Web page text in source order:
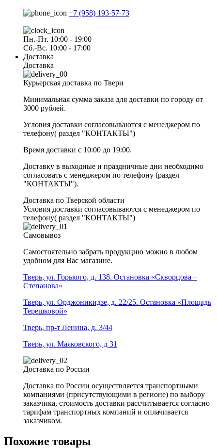
+7 (958) 193-57-73
Пн.-Пт. 10:00 - 19:00
Сб.-Вс. 10:00 - 17:00
Доставка
Доставка
Курьерская доставка по Твери
Минимальная сумма заказа для доставки по городу от
3000 рублей.
Условия доставки согласовываются с менеджером по
телефону( раздел "КОНТАКТЫ")
Время доставки с 10:00 до 19:00.
Доставку в выходные и праздничные дни необходимо
согласовать с менеджером по телефону (раздел
"КОНТАКТЫ").
Доставка по Тверской области
Условия доставки согласовываются с менеджером по
телефону( раздел "КОНТАКТЫ")
Самовывоз
Самостоятельно забрать продукцию можно в любом
удобном для Вас магазине.
Тверь, ул. Горького, д. 138. Остановка «Скворцова –
Степанова»
Тверь, ул. Орджоникидзе, д. 22/25. Остановка «Площадь
Терешковой»
Тверь, пр-т Ленина, д. 3/44
Тверь, ул. Маяковского, д 31
Доставка по России
Доставка по России осуществляется транспортными
компаниями (присутствующими в регионе) по выбору
заказчика, стоимость доставки рассчитывается согласно
тарифам транспортных компаний и оплачивается
заказчиком.
Похожие товары